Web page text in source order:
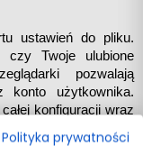
ustawień do pliku.
czy Twoje ulubione
pozwalają
konto użytkownika.
konfiguracji wraz
Polityka prywatności